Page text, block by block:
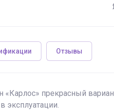
Отзывы
прекрасный
эксплуатации.